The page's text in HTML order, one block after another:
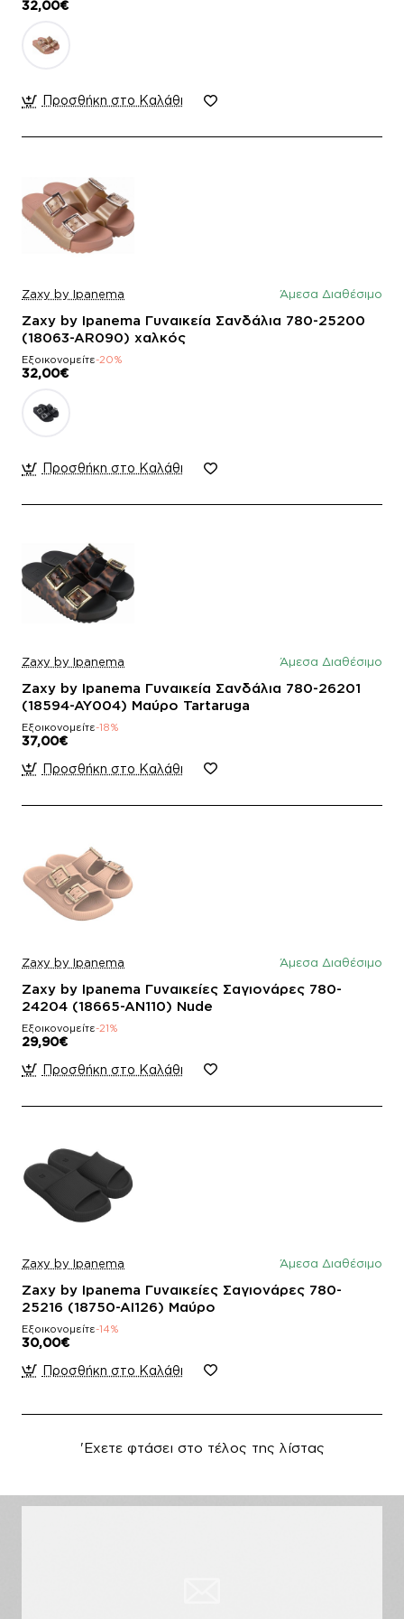
32,00€
Προσθήκη στο Καλάθι
Zaxy by Ipanema Άμεσα Διαθέσιμο
Zaxy by Ipanema Γυναικεία Σανδάλια 780-25200
(18063-AR090) χαλκός
Εξοικονομείτε-20%
32,00€
Προσθήκη στο Καλάθι
Zaxy by Ipanema Άμεσα Διαθέσιμο
Zaxy by Ipanema Γυναικεία Σανδάλια 780-26201
(18594-AY004) Μαύρο Tartaruga
Εξοικονομείτε-18%
37,00€
Προσθήκη στο Καλάθι
Zaxy by Ipanema Άμεσα Διαθέσιμο
Zaxy by Ipanema Γυναικείες Σαγιονάρες 780-
24204 (18665-AN110) Nude
Εξοικονομείτε-21%
29,90€
Προσθήκη στο Καλάθι
Zaxy by Ipanema Άμεσα Διαθέσιμο
Zaxy by Ipanema Γυναικείες Σαγιονάρες 780-
25216 (18750-AI126) Μαύρο
Εξοικονομείτε-14%
30,00€
Προσθήκη στο Καλάθι
'Εχετε φτάσει στο τέλος της λίστας